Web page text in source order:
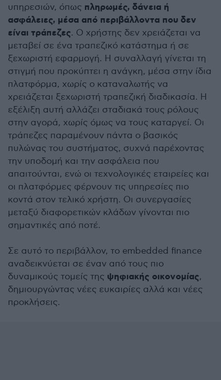
υπηρεσιών, όπως πληρωμές, δάνεια ή
ασφάλειες, μέσα από περιβάλλοντα που δεν
είναι τράπεζες. Ο χρήστης δεν χρειάζεται να
μεταβεί σε ένα τραπεζικό κατάστημα ή σε
ξεχωριστή εφαρμογή. Η συναλλαγή γίνεται τη
στιγμή που προκύπτει η ανάγκη, μέσα στην ίδια
πλατφόρμα, χωρίς ο καταναλωτής να
χρειάζεται ξεχωριστή τραπεζική διαδικασία. Η
εξέλιξη αυτή αλλάζει σταδιακά τους ρόλους
στην αγορά, χωρίς όμως να τους καταργεί. Οι
τράπεζες παραμένουν πάντα ο βασικός
πυλώνας του συστήματος, συχνά παρέχοντας
την υποδομή και την ασφάλεια που
απαιτούνται, ενώ οι τεχνολογικές εταιρείες και
οι πλατφόρμες φέρνουν τις υπηρεσίες πιο
κοντά στον τελικό χρήστη. Οι συνεργασίες
μεταξύ διαφορετικών κλάδων γίνονται πιο
σημαντικές από ποτέ.
Σε αυτό το περιβάλλον, το embedded finance
αναδεικνύεται σε έναν από τους πιο
δυναμικούς τομείς της ψηφιακής οικονομίας,
δημιουργώντας νέες ευκαιρίες αλλά και νέες
προκλήσεις.